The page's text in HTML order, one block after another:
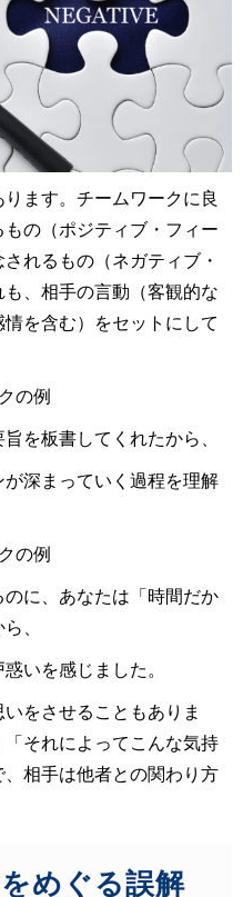
ます。チームワークに良
の（ポジティブ・フィー
れるもの（ネガティブ・
、相手の言動（客観的な
を含む）をセットにして
の例
を板書してくれたから、
が深まっていく過程を理解
の例
のに、あなたは「時間だか
、
いを感じました。
をさせることもありま
それによってこんな気持
相手は他者との関わり方
めぐる誤解